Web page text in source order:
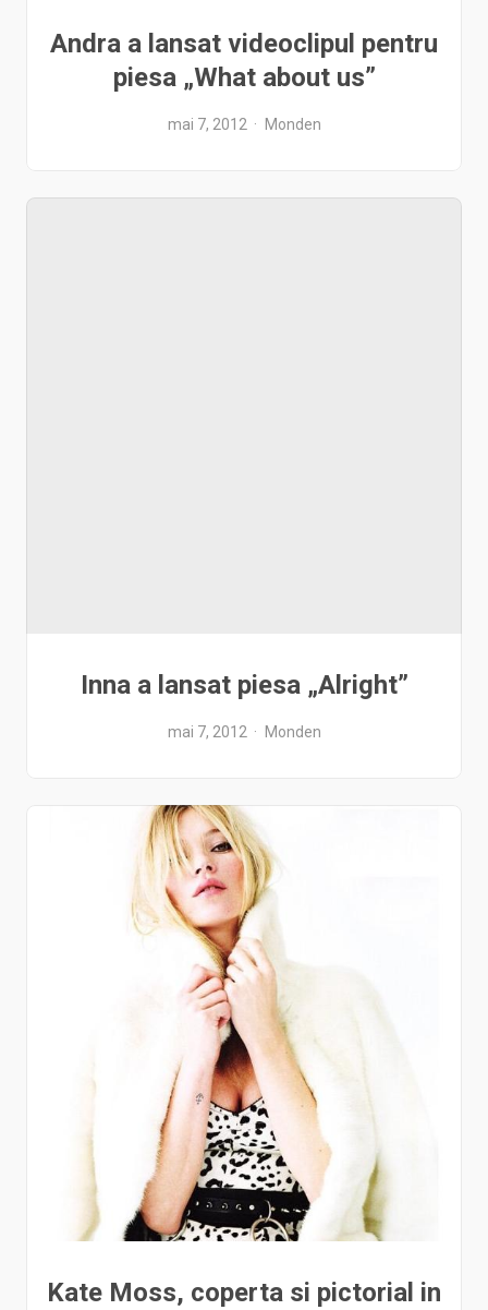
Andra a lansat videoclipul pentru
piesa „What about us”
mai 7, 2012 Monden
Inna a lansat piesa „Alright”
mai 7, 2012 Monden
Kate Moss, coperta si pictorial in